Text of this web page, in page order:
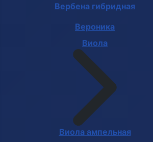
Вербена гибридная
Вероника
Виола
Виола ампельная